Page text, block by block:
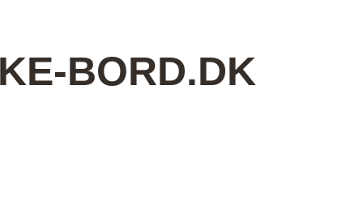
Hylder klar til salg
Svævehylder
BORD.DK